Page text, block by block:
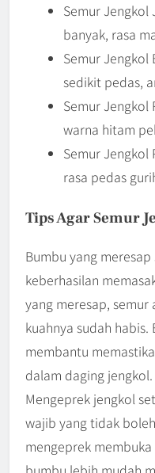
Semur Jengkol
banyak, rasa
Semur Jengkol
sedikit pedas,
Semur Jengkol
warna hitam
Semur Jengkol
rasa pedas
Tips Agar Semur
Bumbu yang
keberhasilan
yang meresap,
kuahnya sudah
membantu
dalam daging jengkol.
Mengeprek jengkol
wajib yang tidak
mengeprek